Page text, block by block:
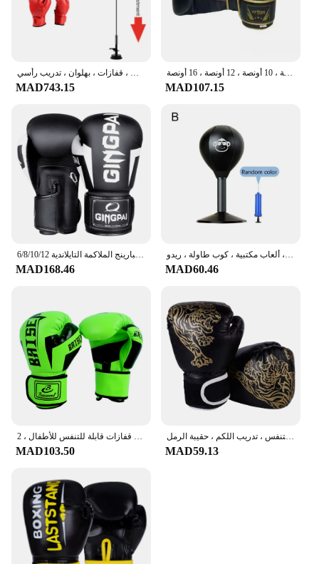
لكمة ملاكمة عمودية قابلة للتعديل ، حقيبة ملاكمة للأطفال ، قفازات ، بهلوان ، تدريب رأسي
MAD743.15
قفازات بو للملاكمة المهنية للأطفال والكبار ، تنفس ، ساندا ، الملاكمة التايلاندية ، القتال ، التايكوندو ، قفازات اللكم ، 6 أونصة ، 8 أونصة ، 10 أونصة ، 12 أونصة ، 16 أونصة
MAD107.15
6/8/10/12 أوقية للأطفال والنساء/الرجال قفازات الملاكمة ساندا سبارينج الملاكمة التايلاندية MMA الكاراتيه لكمة التدريب قفازات كيك بوكسينغ Boxe De Luva DEO
MAD168.46
كيس تثقيب مكتبي مع كرة شفط ، باستر إجهاد ، شد شفط ، كوب ملاكمة ، ألعاب مكتبية ، كوب طاولة ، ريدو M0L4
MAD60.46
MAD103.50 MAD59.13